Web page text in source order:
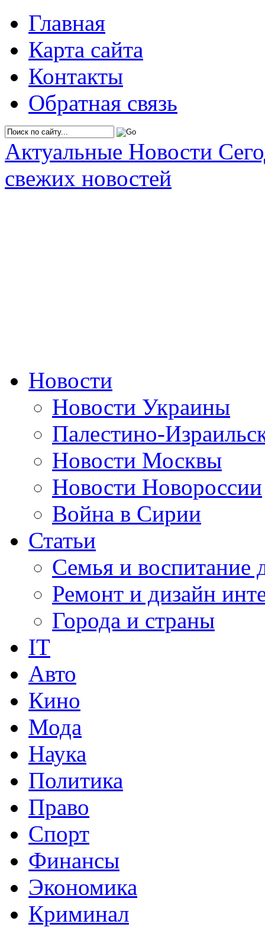
Главная
Карта сайта
Контакты
Обратная связь
Актуальные Новости
свежих новостей
Новости
Новости Украины
Палестино-
Новости Москвы
Новости Новороссии
Война в Сирии
Статьи
Семья и воспитание
Ремонт и дизайн
Города и страны
IT
Авто
Кино
Мода
Наука
Политика
Право
Спорт
Финансы
Экономика
Криминал